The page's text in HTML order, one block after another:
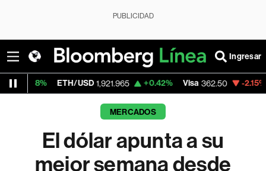
PUBLICIDAD
Ingresar
1,921.965 +0.42% Visa 362.50 -2.15%
MERCADOS
El dólar apunta a su
mejor semana desde